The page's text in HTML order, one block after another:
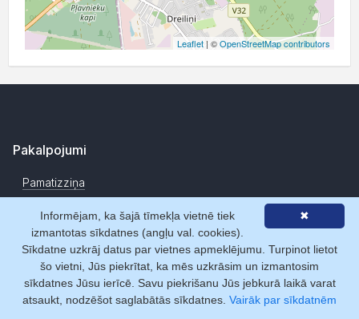
Leaflet| ©OpenStreetMap contributors
Pakalpojumi
Pamatizziņa
Datu pārraide tiešsaistē
Segmentēto datu atlase
Uzņēmumu novērtēšanas rīki
Datu izmaiņu monitorings
✖
Informējam, ka šajā tīmekļa vietnē tiek
izmantotas sīkdatnes (angļu val. cookies).
Sīkdatne uzkrāj datus par vietnes apmeklējumu. Turpinot lietot
šo vietni, Jūs piekrītat, ka mēs uzkrāsim un izmantosim
sīkdatnes Jūsu ierīcē. Savu piekrišanu Jūs jebkurā laikā varat
atsaukt, nodzēšot saglabātās sīkdatnes. Vairāk par sīkdatnēm